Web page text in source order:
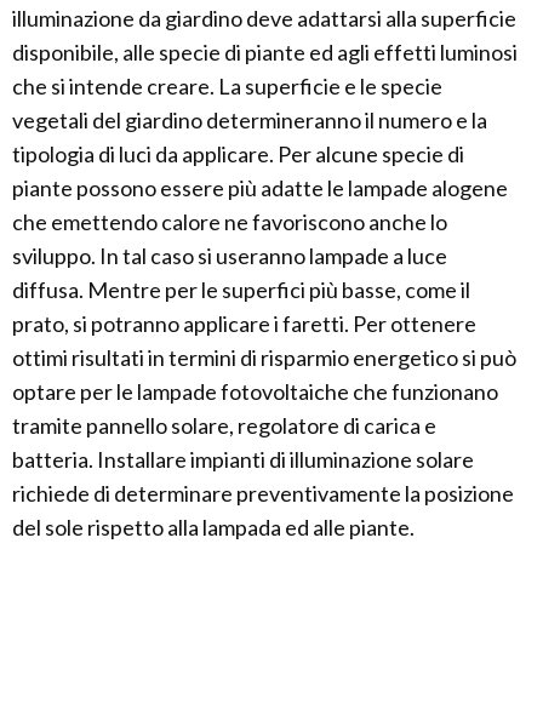
illuminazione da giardino deve adattarsi alla superficie
disponibile, alle specie di piante ed agli effetti luminosi
che si intende creare. La superficie e le specie
vegetali del giardino determineranno il numero e la
tipologia di luci da applicare. Per alcune specie di
piante possono essere più adatte le lampade alogene
che emettendo calore ne favoriscono anche lo
sviluppo. In tal caso si useranno lampade a luce
diffusa. Mentre per le superfici più basse, come il
prato, si potranno applicare i faretti. Per ottenere
ottimi risultati in termini di risparmio energetico si può
optare per le lampade fotovoltaiche che funzionano
tramite pannello solare, regolatore di carica e
batteria. Installare impianti di illuminazione solare
richiede di determinare preventivamente la posizione
del sole rispetto alla lampada ed alle piante.